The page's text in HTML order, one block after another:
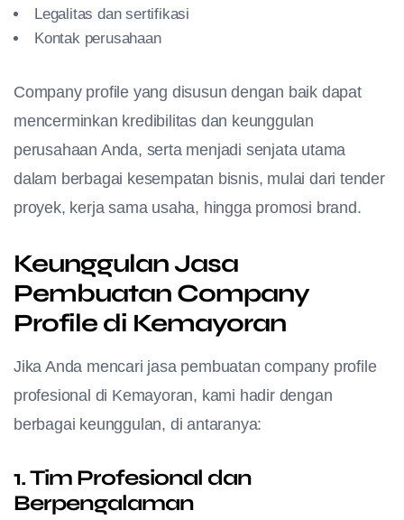
Legalitas dan sertifikasi
Kontak perusahaan
Company profile yang disusun dengan baik dapat
mencerminkan kredibilitas dan keunggulan
perusahaan Anda, serta menjadi senjata utama
dalam berbagai kesempatan bisnis, mulai dari tender
proyek, kerja sama usaha, hingga promosi brand.
Keunggulan Jasa
Pembuatan Company
Profile di Kemayoran
Jika Anda mencari jasa pembuatan company profile
profesional di Kemayoran, kami hadir dengan
berbagai keunggulan, di antaranya:
1. Tim Profesional dan
Berpengalaman